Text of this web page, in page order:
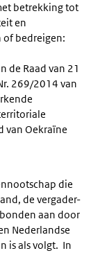
betrekking tot
en
bedreigen:
de Raad van 21
269/2014 van
van Oekraïne
die
de vergader-
aan door
Nederlandse
is als volgt. In